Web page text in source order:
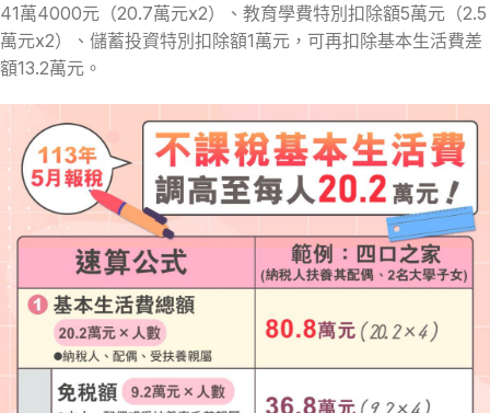
41萬4000元（20.7萬元x2）、教育學費特別扣除額5萬元（2.5
萬元x2）、儲蓄投資特別扣除額1萬元，可再扣除基本生活費差
額13.2萬元。